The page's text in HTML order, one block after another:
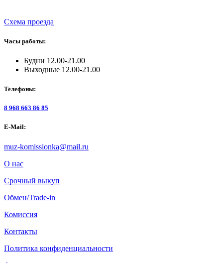
Схема проезда
Часы работы:
Будни 12.00-21.00
Выходные 12.00-21.00
Телефоны:
8 968 663 86 85
E-Mail:
muz-komissionka@mail.ru
О нас
Срочный выкуп
Обмен/Trade-in
Комиссия
Контакты
Политика конфиденциальности